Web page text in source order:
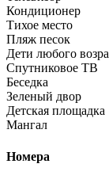
Кондиционер
Тихое место
Пляж песок
Дети любого
Спутниковое ТВ
Беседка
Зеленый двор
Детская площадка
Мангал
Номера